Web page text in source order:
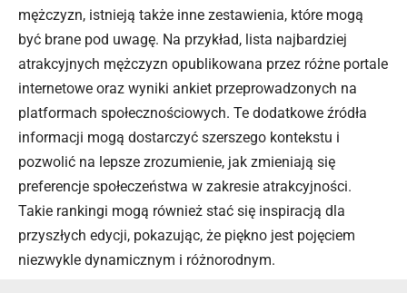
mężczyzn, istnieją także inne zestawienia, które mogą
być brane pod uwagę. Na przykład, lista najbardziej
atrakcyjnych mężczyzn opublikowana przez różne portale
internetowe oraz wyniki ankiet przeprowadzonych na
platformach społecznościowych. Te dodatkowe źródła
informacji mogą dostarczyć szerszego kontekstu i
pozwolić na lepsze zrozumienie, jak zmieniają się
preferencje społeczeństwa w zakresie atrakcyjności.
Takie rankingi mogą również stać się inspiracją dla
przyszłych edycji, pokazując, że piękno jest pojęciem
niezwykle dynamicznym i różnorodnym.